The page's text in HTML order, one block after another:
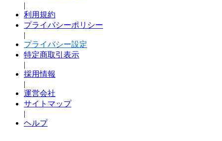
|
利用規約
プライバシーポリシー
|
プライバシー設定
特定商取引表示
|
採用情報
|
運営会社
サイトマップ
|
ヘルプ